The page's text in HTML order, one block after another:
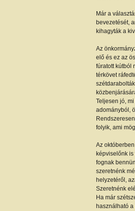
Már a
bevezetését,
kihagyták a
Az
elő és ez az
fúratott kútból
térkövet
Teljesen jó,
adományból,
folyik, ami
Az
képviselőnk
fognak
szeretnénk
helyzetéről,
Szeretnénk
Ha már
használható a